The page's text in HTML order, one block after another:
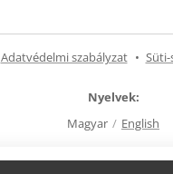
Adatvédelmi szabályzat
Nyelvek
Magyar
English